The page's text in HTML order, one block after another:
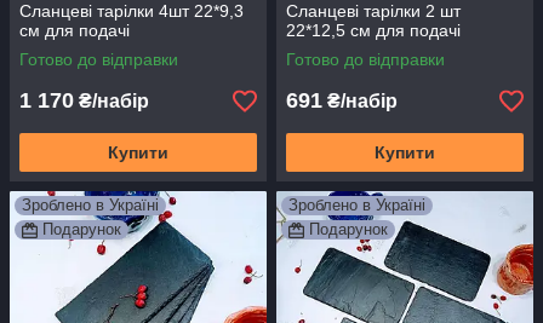
Сланцеві тарілки 4шт 22*9,3
см для подачі
Готово до відправки
1 170 ₴/набір
Купити
Сланцеві тарілки 2 шт
22*12,5 см для подачі
Готово до відправки
691 ₴/набір
Купити
Зроблено в Україні
Подарунок
Зроблено в Україні
Подарунок